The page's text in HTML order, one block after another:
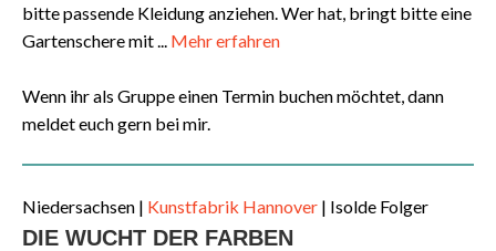
bitte passende Kleidung anziehen. Wer hat, bringt bitte eine
Gartenschere mit ... Mehr erfahren
Wenn ihr als Gruppe einen Termin buchen möchtet, dann
meldet euch gern bei mir.
Niedersachsen | Kunstfabrik Hannover | Isolde Folger
DIE WUCHT DER FARBEN